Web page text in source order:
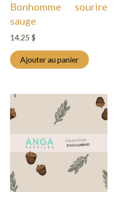
Bonhomme sourire
sauge
14.25 $
Ajouter au panier